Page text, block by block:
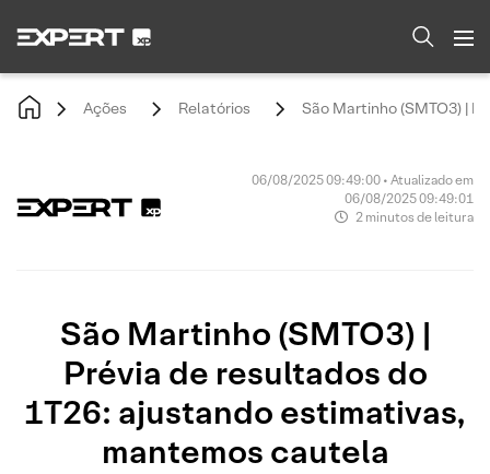
Ações Relatórios São Martinho (SMTO3) |
06/08/2025 09:49:00 • Atualizado em
06/08/2025 09:49:01
2 minutos de leitura
São Martinho (SMTO3) |
Prévia de resultados do
1T26: ajustando estimativas,
mantemos cautela